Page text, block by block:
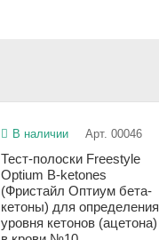
В наличии Арт. 00046
Тест-полоски Freestyle
Optium B-ketones
(Фристайл Оптиум бета-
кетоны) для определения
уровня кетонов (ацетона)